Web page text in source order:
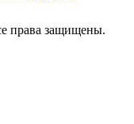
права защищены.